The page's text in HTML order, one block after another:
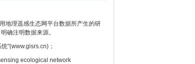
地理遥感生态网平台数据所产生的研
确注明数据来源。
"(www.gisrs.cn)；
ecological network